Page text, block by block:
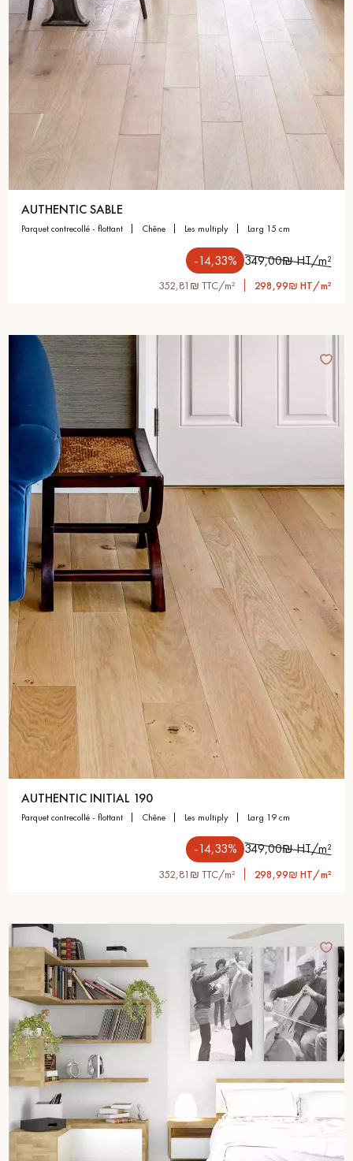
Obtenez un devis gratuit !
AUTHENTIC SABLE
parquet contrecollé - flottant chêne les multiply larg 15 cm
-14,33% 349,00₪ HT/m²
352,81₪ TTC/m² 298,99₪ HT/m²
AUTHENTIC INITIAL 190
parquet contrecollé - flottant chêne les multiply larg 19 cm
-14,33% 349,00₪ HT/m²
352,81₪ TTC/m² 298,99₪ HT/m²